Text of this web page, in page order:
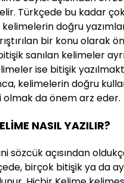
Türkçede bu kadar
kelimelerin doğru
bir konu olarak
sanılan kelimeler
ise bitişik
kelimelerin doğru
olmak da önem arz eder.
NASIL YAZILIR?
sözcük açısından
birçok bitişik ya da